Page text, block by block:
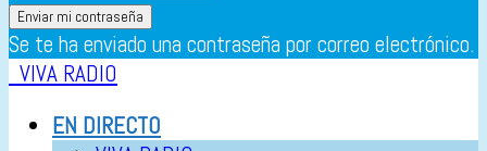
Se te ha enviado una contraseña por correo electrónico.
VIVA RADIO
EN DIRECTO